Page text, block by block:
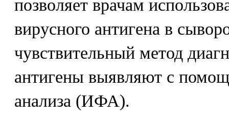
позволяет врачам
вирусного антигена в
чувствительный метод
антигены выявляют с
анализа (ИФА).